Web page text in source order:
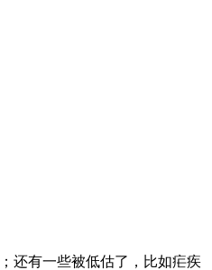
还有一些被低估了，比如疟疾